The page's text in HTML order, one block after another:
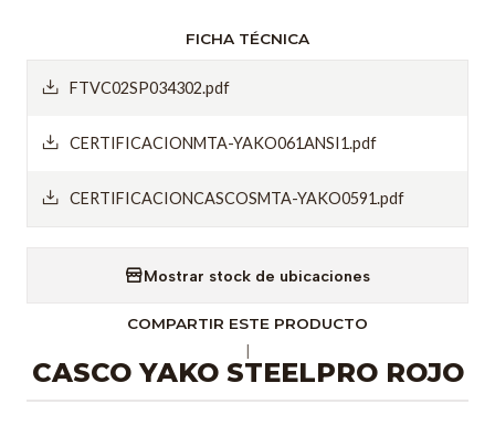
FICHA TÉCNICA
FTVC02SP034302.pdf
CERTIFICACIONMTA-YAKO061ANSI1.pdf
CERTIFICACIONCASCOSMTA-YAKO0591.pdf
Mostrar stock de ubicaciones
COMPARTIR ESTE PRODUCTO
CASCO YAKO STEELPRO ROJO